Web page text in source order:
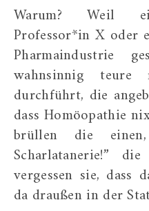
Warum? Weil
Professor*in X oder
Pharmaindustrie
wahnsinnig teure
durchführt, die
dass Homöopathie
brüllen die
Scharlatanerie!”
vergessen sie, dass
da draußen in der